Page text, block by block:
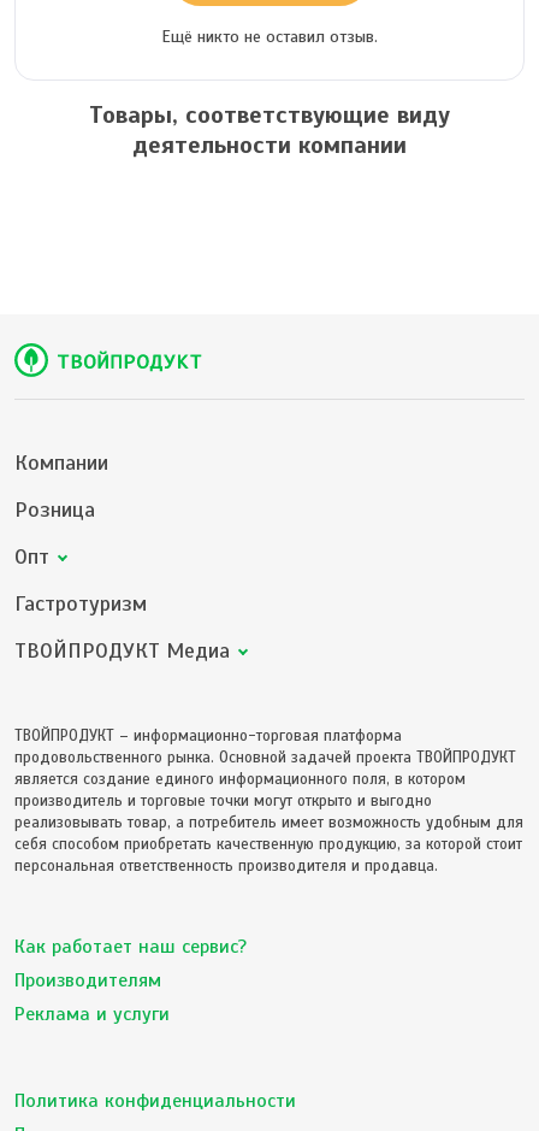
Ещё никто не оставил отзыв.
Товары, соответствующие виду
деятельности компании
Компании
Розница
Опт
Гастротуризм
ТВОЙПРОДУКТ Медиа
ТВОЙПРОДУКТ – информационно-торговая платформа
продовольственного рынка. Основной задачей проекта ТВОЙПРОДУКТ
является создание единого информационного поля, в котором
производитель и торговые точки могут открыто и выгодно
реализовывать товар, а потребитель имеет возможность удобным для
себя способом приобретать качественную продукцию, за которой стоит
персональная ответственность производителя и продавца.
Как работает наш сервис?
Производителям
Реклама и услуги
Политика конфиденциальности